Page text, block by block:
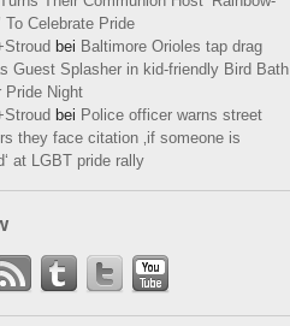
To Celebrate Pride
bei Baltimore Orioles tap drag
Guest Splasher in kid-friendly Bird Bath
Pride Night
bei Police officer warns street
they face citation ‚if someone is
at LGBT pride rally